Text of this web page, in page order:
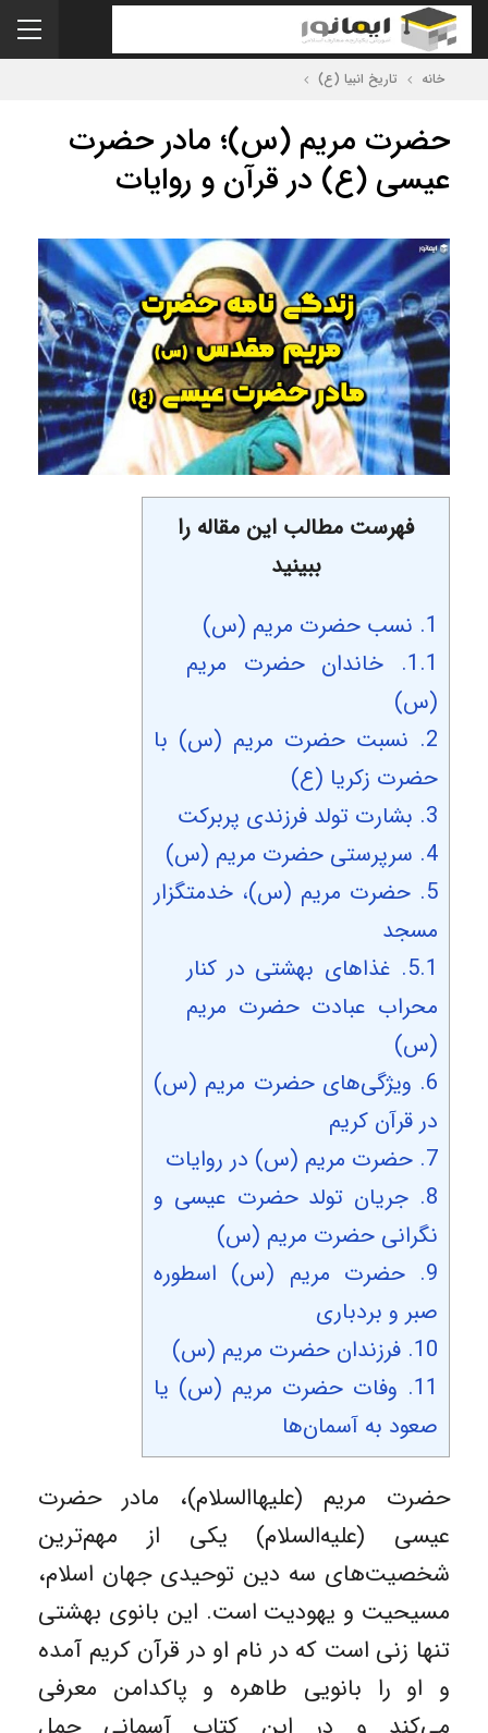
خانه تاریخ انبیا (ع)
حضرت مریم (س)؛ مادر حضرت
عیسی (ع) در قرآن و روایات
فهرست مطالب این مقاله را
ببینید
1. نسب حضرت مریم (س)
1.1.
خاندان حضرت مریم
(س)
2. نسبت حضرت مریم (س) با
حضرت زکریا (ع)
3. بشارت تولد فرزندی پربرکت
4. سرپرستی حضرت مریم (س)
5. حضرت مریم (س)، خدمتگزار
مسجد
5.1. غذاهای بهشتی در کنار
محراب عبادت حضرت مریم
(س)
6. ویژگی‌های حضرت مریم (س)
در قرآن کریم
7. حضرت مریم (س) در روایات
8. جریان تولد حضرت عیسی و
نگرانی حضرت مریم (س)
9.
حضرت مریم (س) اسطوره
صبر و بردباری
10. فرزندان حضرت مریم (‌س)
11. وفات حضرت مریم (س) یا
صعود به آسمان‌ها
حضرت مریم (علیهاالسلام)، مادر حضرت
عیسی (علیه‌السلام) یکی از مهم‌ترین
شخصیت‌های سه دین توحیدی جهان اسلام،
مسیحیت و یهودیت است. این بانوی بهشتی
تنها زنی است که در نام او در قرآن کریم آمده
و او را بانویی طاهره و پاکدامن معرفی